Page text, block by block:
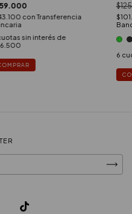
con Transferencia
sin interés de
6